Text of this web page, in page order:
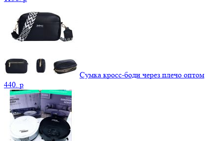
Сумка кросс-боди через плечо оптом
440. p